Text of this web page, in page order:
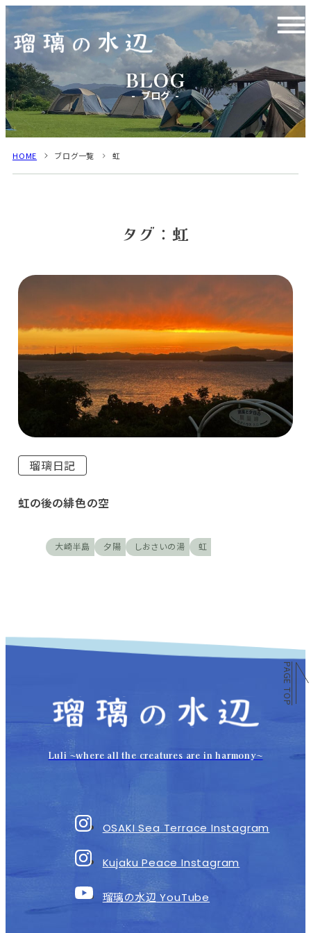
ブログ
HOME ブログ一覧 虹
タグ：虹
瑠璃日記
虹の後の緋色の空
大崎半島 夕陽 しおさいの湯 虹
Luli 〜where all the creatures are in harmony〜
OSAKI Sea Terrace Instagram
Kujaku Peace Instagram
瑠璃の水辺 YouTube
PAGE TOP